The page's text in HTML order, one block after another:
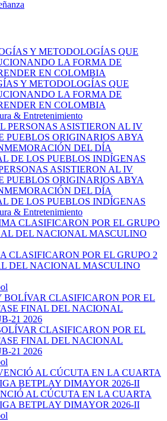
Y METODOLOGÍAS QUE
LA FORMA DE
EN COLOMBIA
& Entretenimiento
ASISTIERON AL IV
PUEBLOS ORIGINARIOS ABYA
DEL DÍA
DE LOS PUEBLOS INDÍGENAS
& Entretenimiento
CLASIFICARON POR EL GRUPO 2
DEL NACIONAL MASCULINO
CLASIFICARON POR EL
FINAL DEL NACIONAL
21 2026
AL CÚCUTA EN LA CUARTA
BETPLAY DIMAYOR 2026-II